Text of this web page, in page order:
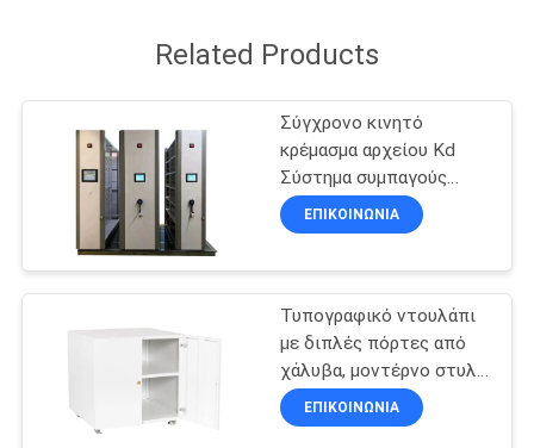
ΖΗΤΉΣΤΕ
ΑΠΌΣΠΑΣΜΑ
SITEMAP
POLICY
Related Products
Σύγχρονο κινητό
κρέμασμα αρχείου Kd
Σύστημα συμπαγούς
βιβλιοθήκης
συναρμολογημένη δομή
ΕΠΙΚΟΙΝΩΝΊΑ
Τυπογραφικό ντουλάπι
με διπλές πόρτες από
χάλυβα, μοντέρνο στυλ,
με πόρτες κυλίνδρων,
για τοποθέτηση
ΕΠΙΚΟΙΝΩΝΊΑ